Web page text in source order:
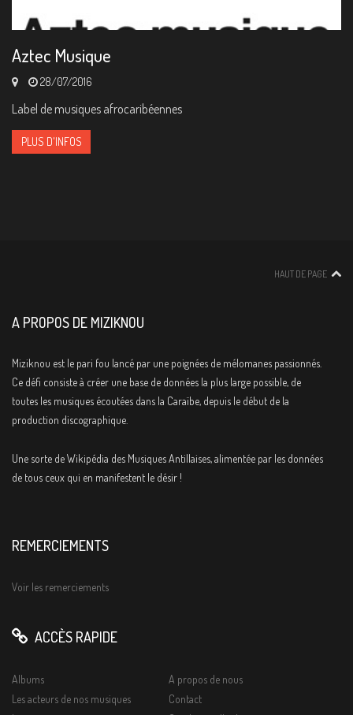
Aztec Musique
28/07/2016
Label de musiques afrocaribéennes
PLUS D'INFOS
HAUT DE PAGE
A PROPOS DE MIZIKNOU
Miziknou est le pari fou lancé par une poignées de mélomanes passionnés.
Ce défi consiste à créer une base de données la plus large possible, de
toutes les musiques écoutées dans la Caraïbe, depuis le début de la
production discographique.
Une sorte de Wikipédia des Musiques Antillaises, alimentée par les données
de tous ceux qui en manifestent le désir !
REMERCIEMENTS
Voir les remerciements
ACCÈS RAPIDE
Albums
Les acteurs de nos musiques
A propos de nous
Contact